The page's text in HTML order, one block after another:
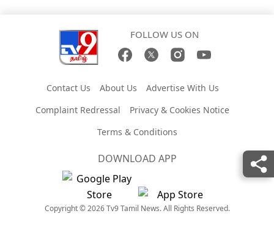
FOLLOW US ON
Contact Us About Us
Advertise With Us
Complaint Redressal
Privacy & Cookies Notice
Terms & Conditions
DOWNLOAD APP
Copyright © 2026 Tv9 Tamil News. All Rights Reserved.